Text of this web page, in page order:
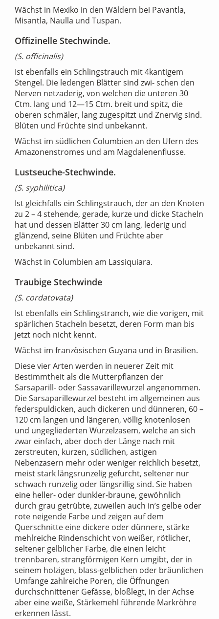
Wächst in Mexiko in den Wäldern bei Pavantla,
Misantla, Naulla und Tuspan.
Offizinelle Stechwinde.
(S. officinalis)
Ist ebenfalls ein Schlingstrauch mit 4kantigem
Stengel. Die ledengen Blätter sind zwi- schen den
Nerven netzaderig, von welchen die unteren 30
Ctm. lang und 12—15 Ctm. breit und spitz, die
oberen schmäler, lang zugespitzt und Znervig sind.
Blüten und Früchte sind unbekannt.
Wächst im südlichen Columbien an den Ufern des
Amazonenstromes und am Magdalenenflusse.
Lustseuche-Stechwinde.
(S. syphilitica)
Ist gleichfalls ein Schlingstrauch, der an den Knoten
zu 2 – 4 stehende, gerade, kurze und dicke Stacheln
hat und dessen Blätter 30 cm lang, lederig und
glänzend, seine Blüten und Früchte aber
unbekannt sind.
Wächst in Columbien am Lassiquiara.
Traubige Stechwinde
(S. cordatovata)
Ist ebenfalls ein Schlingstranch, wie die vorigen, mit
spärlichen Stacheln besetzt, deren Form man bis
jetzt noch nicht kennt.
Wächst im französischen Guyana und in Brasilien.
Diese vier Arten werden in neuerer Zeit mit
Bestimmtheit als die Mutterpflanzen der
Sarsaparill- oder Sassavarillewurzel angenommen.
Die Sarsaparillewurzel besteht im allgemeinen aus
federspuldicken, auch dickeren und dünneren, 60 –
120 cm langen und längeren, völlig knotenlosen
und ungegliederten Wurzelzasem, welche an sich
zwar einfach, aber doch der Länge nach mit
zerstreuten, kurzen, südlichen, astigen
Nebenzasern mehr oder weniger reichlich besetzt,
meist stark längsrunzelig gefurcht, seltener nur
schwach runzelig oder längsrillig sind. Sie haben
eine heller- oder dunkler-braune, gewöhnlich
durch grau getrübte, zuweilen auch in’s gelbe oder
rote neigende Farbe und zeigen auf dem
Querschnitte eine dickere oder dünnere, stärke
mehlreiche Rindenschicht von weißer, rötlicher,
seltener gelblicher Farbe, die einen leicht
trennbaren, strangförmigen Kern umgibt, der in
seinem holzigen, blass-gelblichen oder bräunlichen
Umfange zahlreiche Poren, die Öffnungen
durchschnittener Gefässe, bloßlegt, in der Achse
aber eine weiße, Stärkemehl führende Markröhre
erkennen lässt.